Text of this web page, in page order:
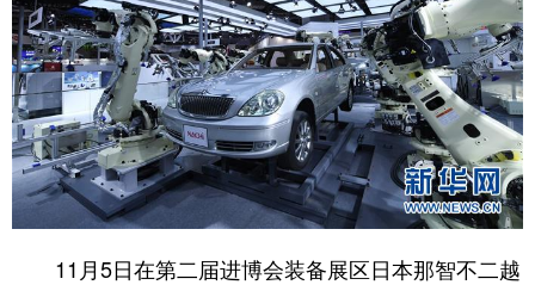
11月5日在第二届进博会装备展区日本那智不二越